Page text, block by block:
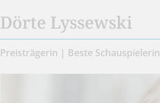
Dörte Lyssewski
Preisträgerin | Beste Schauspielerin